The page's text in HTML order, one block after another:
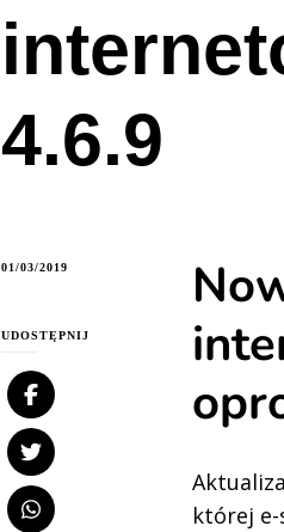
4.6.9
01/03/2019
UDOSTĘPNIJ
której